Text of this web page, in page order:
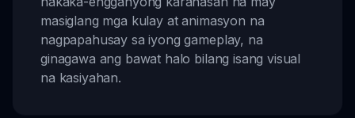
masiglang mga kulay at animasyon na
nagpapahusay sa iyong gameplay, na
ginagawa ang bawat halo bilang isang visual
na kasiyahan.